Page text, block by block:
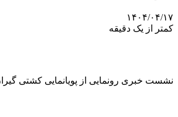
۱۴۰۴/۰۴/۱۷
کمتر از یک دقیقه
نشست خبری رونمایی از پویانمایی کشتی